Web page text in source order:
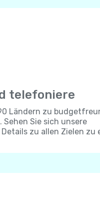
telefoniere
Ländern zu
Sehen Sie sich unsere
zu allen Zielen zu